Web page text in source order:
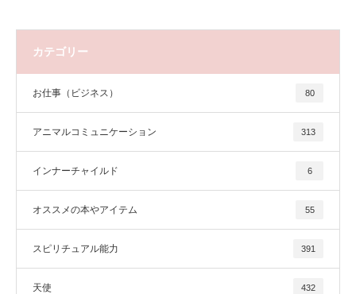
カテゴリー
お仕事（ビジネス） 80
アニマルコミュニケーション 313
インナーチャイルド 6
オススメの本やアイテム 55
スピリチュアル能力 391
天使 432